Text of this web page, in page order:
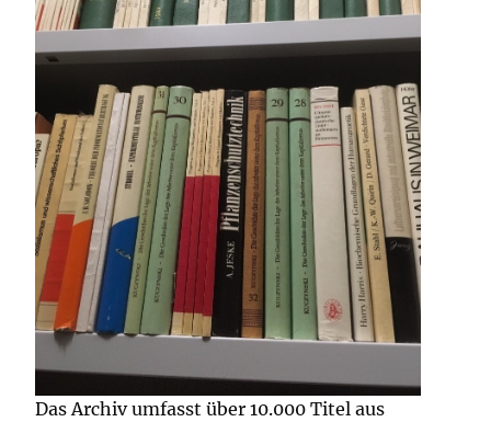
Das Archiv umfasst über 10.000 Titel aus